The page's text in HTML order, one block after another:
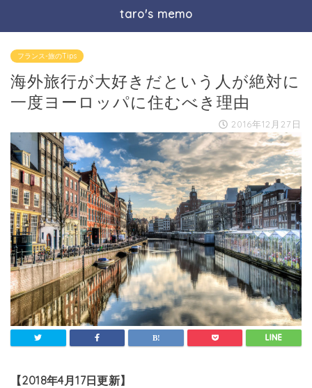
taro's memo
フランス-旅のTips
海外旅行が大好きだという人が絶対に
一度ヨーロッパに住むべき理由
2016年12月27日
【2018年4月17日更新】